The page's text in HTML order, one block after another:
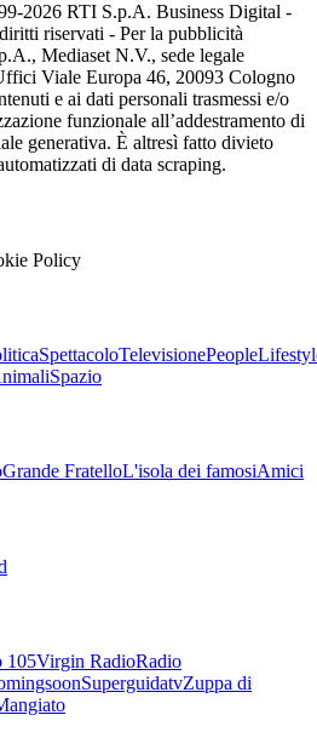
2026 RTI S.p.A. Business Digital -
riservati - Per la pubblicità
Mediaset N.V., sede legale
Viale Europa 46, 20093 Cologno
e ai dati personali trasmessi e/o
funzionale all’addestramento di
generativa. È altresì fatto divieto
di data scraping.
Policy
SpettacoloTelevisionePeople
Spazio
Grande FratelloL'isola dei famosiAmici
105Virgin RadioRadio
SuperguidatvZuppa di